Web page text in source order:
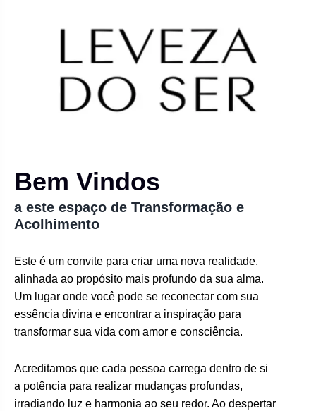
Bem Vindos
a este espaço de Transformação e
Acolhimento
Este é um convite para criar uma nova realidade,
alinhada ao propósito mais profundo da sua alma.
Um lugar onde você pode se reconectar com sua
essência divina e encontrar a inspiração para
transformar sua vida com amor e consciência.
Acreditamos que cada pessoa carrega dentro de si
a potência para realizar mudanças profundas,
irradiando luz e harmonia ao seu redor. Ao despertar